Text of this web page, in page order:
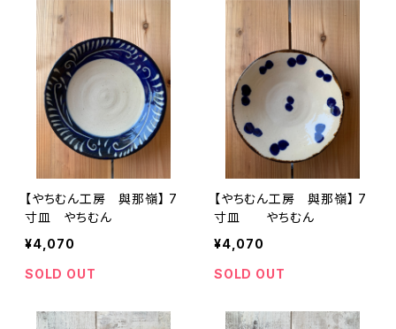
【やちむん工房 與那嶺】 7
寸皿 やちむん
¥4,070
SOLD OUT
【やちむん工房 與那嶺】 7
寸皿 やちむん
¥4,070
SOLD OUT